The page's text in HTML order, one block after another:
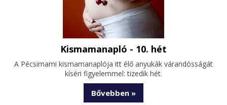
Kismamanapló - 10. hét
A Pécsimami kismamanaplója itt élő anyukák várandósságát
kíséri figyelemmel: tizedik hét.
Bővebben »